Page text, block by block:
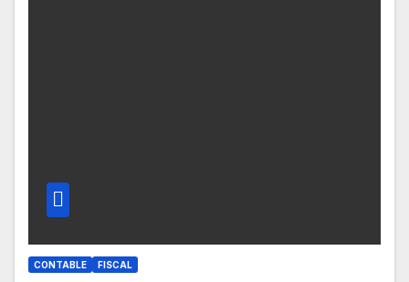
CONTABLE FISCAL